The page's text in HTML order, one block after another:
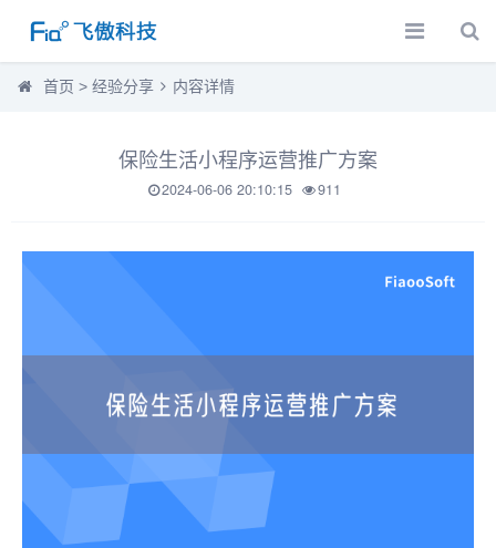
首页 > 经验分享 内容详情
保险生活小程序运营推广方案
2024-06-06 20:10:15 911